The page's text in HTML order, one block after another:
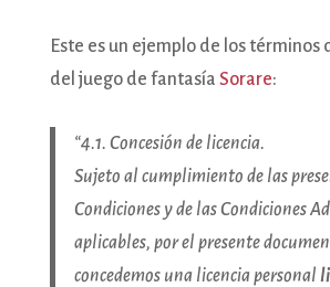
Este es un ejemplo de los términos
del juego de fantasía Sorare:
“4.1. Concesión de licencia.
Sujeto al cumplimiento de las
Condiciones y de las Condiciones
aplicables, por el presente
concedemos una licencia personal